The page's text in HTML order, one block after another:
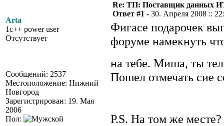
Arta
1c++ power user
Отсутствует
Сообщений: 2537
Местоположение: Нижний
Новгород
Зарегистрирован: 19. Мая
2006
Пол:
Re: ТП: Поставщик данных
Ответ #1 - 30. Апреля 2008 ::
Фигасе подарочек
форуме намекнуть
на тебе. Миша, ты
Пошел отмечать сие
P.S. На том же месте?